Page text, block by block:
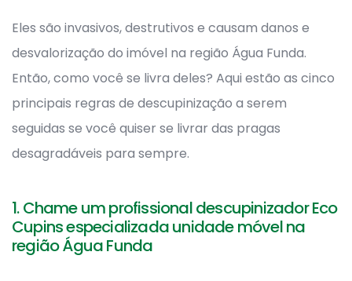
Eles são invasivos, destrutivos e causam danos e
desvalorização do imóvel na região Água Funda.
Então, como você se livra deles? Aqui estão as cinco
principais regras de descupinização a serem
seguidas se você quiser se livrar das pragas
desagradáveis para sempre.
1. Chame um profissional descupinizador Eco
Cupins especializada unidade móvel na
região Água Funda